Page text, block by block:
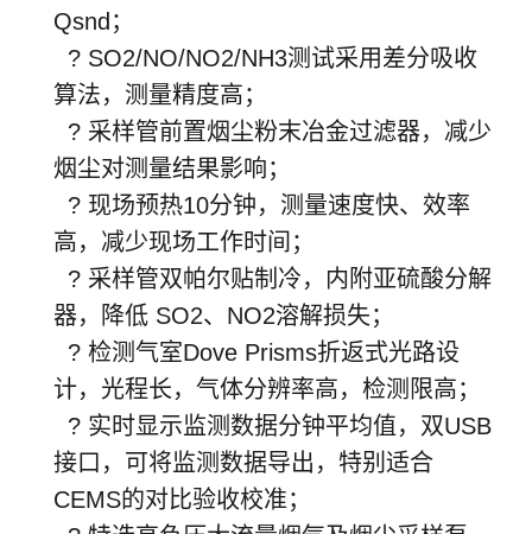
Qsnd；
? SO2/NO/NO2/NH3测试采用差分吸收
算法，测量精度高；
? 采样管前置烟尘粉末冶金过滤器，减少
烟尘对测量结果影响；
? 现场预热10分钟，测量速度快、效率
高，减少现场工作时间；
? 采样管双帕尔贴制冷，内附亚硫酸分解
器，降低 SO2、NO2溶解损失；
? 检测气室Dove Prisms折返式光路设
计，光程长，气体分辨率高，检测限高；
? 实时显示监测数据分钟平均值，双USB
接口，可将监测数据导出，特别适合
CEMS的对比验收校准；